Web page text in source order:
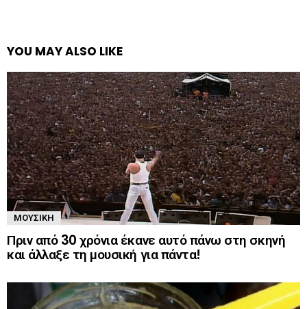
YOU MAY ALSO LIKE
ΜΟΥΣΙΚΉ
Πριν από 30 χρόνια έκανε αυτό πάνω στη σκηνή
και άλλαξε τη μουσική για πάντα!